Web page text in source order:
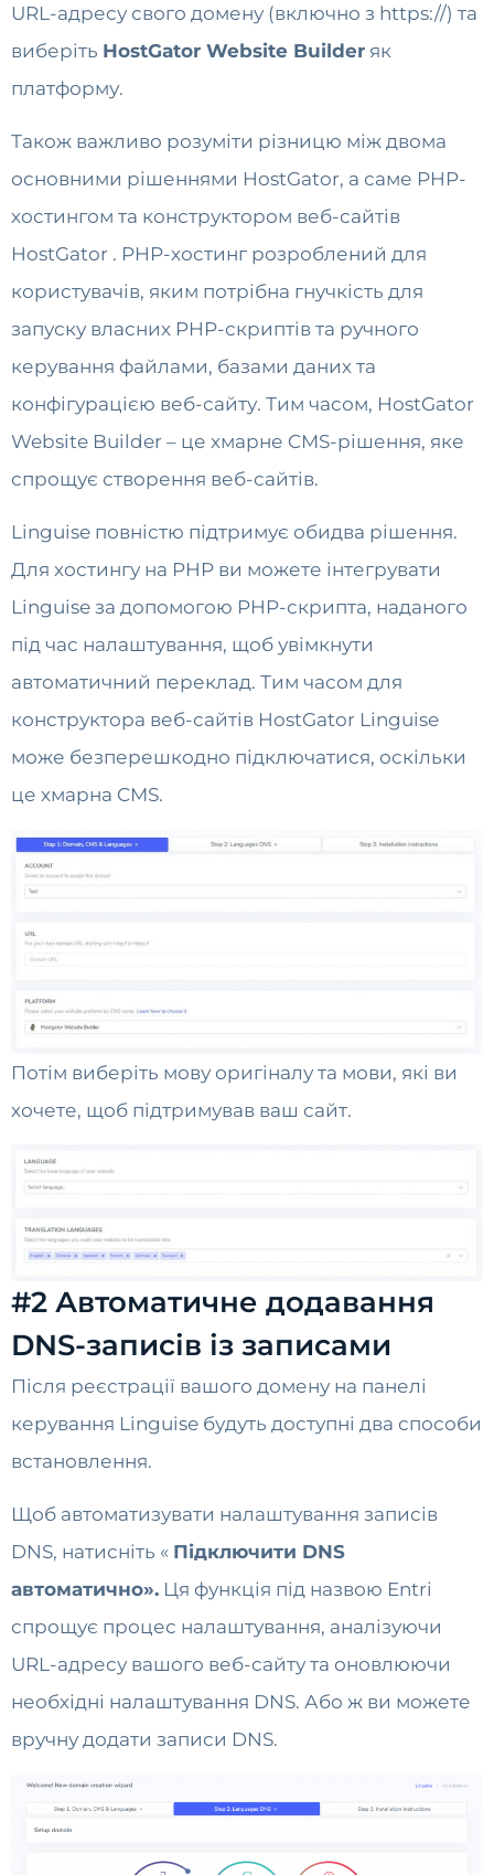
URL-адресу свого домену (включно з https://) та
виберіть HostGator Website Builder як
платформу.
Також важливо розуміти різницю між двома
основними рішеннями HostGator, а саме PHP-
хостингом та конструктором веб-сайтів
HostGator . PHP-хостинг розроблений для
користувачів, яким потрібна гнучкість для
запуску власних PHP-скриптів та ручного
керування файлами, базами даних та
конфігурацією веб-сайту. Тим часом, HostGator
Website Builder – це хмарне CMS-рішення, яке
спрощує створення веб-сайтів.
Linguise повністю підтримує обидва рішення.
Для хостингу на PHP ви можете інтегрувати
Linguise за допомогою PHP-скрипта, наданого
під час налаштування, щоб увімкнути
автоматичний переклад. Тим часом для
конструктора веб-сайтів HostGator Linguise
може безперешкодно підключатися, оскільки
це хмарна CMS.
Потім виберіть мову оригіналу та мови, які ви
хочете, щоб підтримував ваш сайт.
#2 Автоматичне додавання
DNS-записів із записами
Після реєстрації вашого домену на панелі
керування Linguise будуть доступні два способи
встановлення.
Щоб автоматизувати налаштування записів
DNS, натисніть « Підключити DNS
автоматично». Ця функція під назвою Entri
спрощує процес налаштування, аналізуючи
URL-адресу вашого веб-сайту та оновлюючи
необхідні налаштування DNS. Або ж ви можете
вручну додати записи DNS.